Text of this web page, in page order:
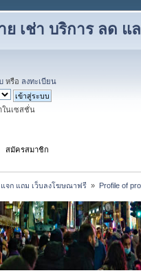
เช่า บริการ ลด
หรือ ลงทะเบียน
ในเซสชั่น
สมัครสมาชิก
จก แถม เว็บลงโฆษณาฟรี » Profile of